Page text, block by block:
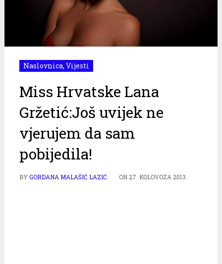
Naslovnica, Vijesti
Miss Hrvatske Lana
Gržetić:Još uvijek ne
vjerujem da sam
pobijedila!
BYGORDANA MALAŠIĆ LAZIĆ ON27. KOLOVOZA 2013.